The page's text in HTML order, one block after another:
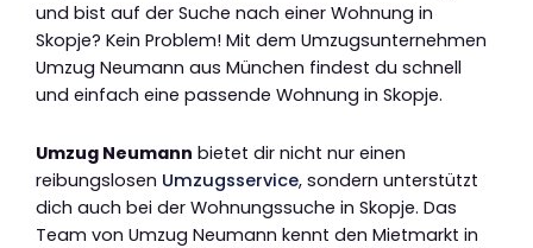
und bist auf der Suche nach einer Wohnung in
Skopje? Kein Problem! Mit dem Umzugsunternehmen
Umzug Neumann aus München findest du schnell
und einfach eine passende Wohnung in Skopje.
Umzug Neumann bietet dir nicht nur einen
reibungslosen Umzugsservice, sondern unterstützt
dich auch bei der Wohnungssuche in Skopje. Das
Team von Umzug Neumann kennt den Mietmarkt in